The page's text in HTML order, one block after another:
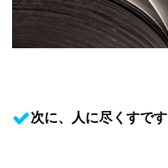
次に、人に尽くすです